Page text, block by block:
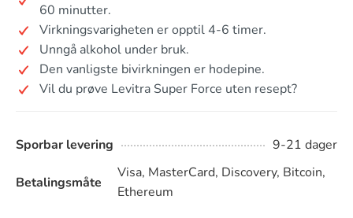
60 minutter.
Virkningsvarigheten er opptil 4-6 timer.
Unngå alkohol under bruk.
Den vanligste bivirkningen er hodepine.
Vil du prøve Levitra Super Force uten resept?
Sporbar levering 9-21 dager
Betalingsmåte
Visa, MasterCard, Discovery, Bitcoin,
Ethereum